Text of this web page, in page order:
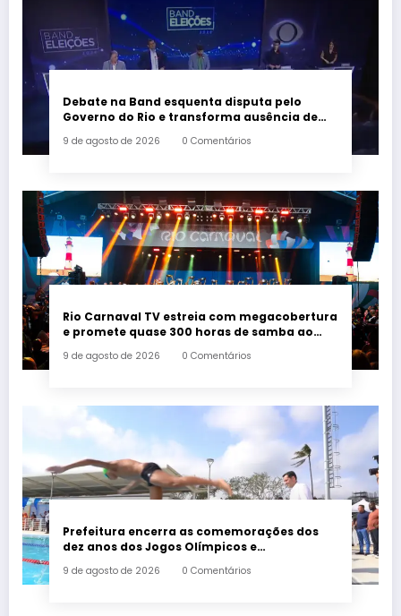
Debate na Band esquenta disputa pelo
Governo do Rio e transforma ausência de
9 de agosto de 2026 0 Comentários
Rio Carnaval TV estreia com megacobertura
e promete quase 300 horas de samba ao
9 de agosto de 2026 0 Comentários
Prefeitura encerra as comemorações dos
dez anos dos Jogos Olímpicos e
mural no Parque Oeste
9 de agosto de 2026 0 Comentários